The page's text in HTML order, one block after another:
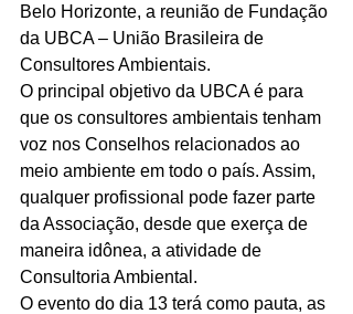
Belo Horizonte, a reunião de Fundação
da UBCA – União Brasileira de
Consultores Ambientais.
O principal objetivo da UBCA é para
que os consultores ambientais tenham
voz nos Conselhos relacionados ao
meio ambiente em todo o país. Assim,
qualquer profissional pode fazer parte
da Associação, desde que exerça de
maneira idônea, a atividade de
Consultoria Ambiental.
O evento do dia 13 terá como pauta, as